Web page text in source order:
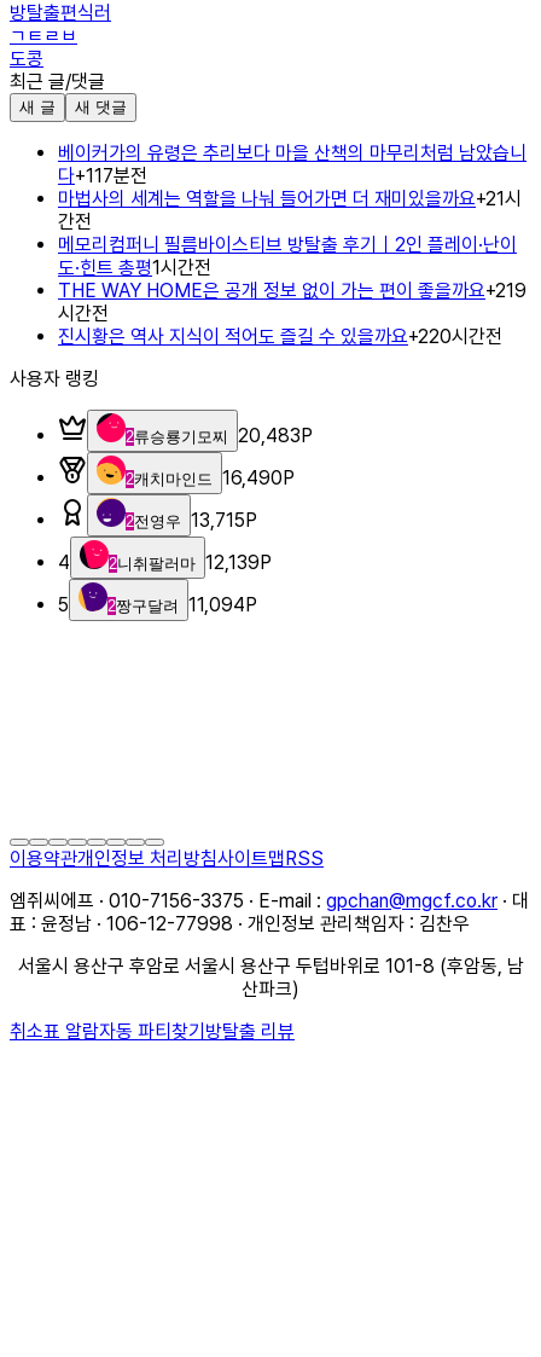
방탈출편식러
ㄱㅌㄹㅂ
도콩
최근 글/댓글
새 글 새 댓글
베이커가의 유령은 추리보다 마을 산책의 마무리처럼 남았습니
다+117분전
마법사의 세계는 역할을 나눠 들어가면 더 재미있을까요+21시
간전
메모리컴퍼니 필름바이스티브 방탈출 후기｜2인 플레이·난이
도·힌트 총평1시간전
THE WAY HOME은 공개 정보 없이 가는 편이 좋을까요+219
시간전
진시황은 역사 지식이 적어도 즐길 수 있을까요+220시간전
사용자 랭킹
2류승룡기모찌 20,483P
2캐치마인드 16,490P
2전영우 13,715P
4
2니취팔러마 12,139P
5
2짱구달려 11,094P
이용약관개인정보 처리방침사이트맵RSS
엠쥐씨에프 · 010-7156-3375 · E-mail : gpchan@mgcf.co.kr · 대
표 : 윤정남 · 106-12-77998 · 개인정보 관리책임자 : 김찬우
서울시 용산구 후암로 서울시 용산구 두텁바위로 101-8 (후암동, 남
산파크)
취소표 알람자동 파티찾기방탈출 리뷰